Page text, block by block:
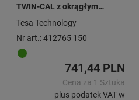
TWIN-CAL z okrągłym
głębokościomierzem, zakres
pomiarowy: 150mm
Tesa Technology
Nr art.: 412765 150
741,44 PLN
Cena za 1 Sztuka
plus podatek VAT w